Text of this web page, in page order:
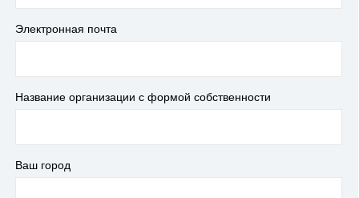
Электронная почта
Название организации с формой собственности
Ваш город